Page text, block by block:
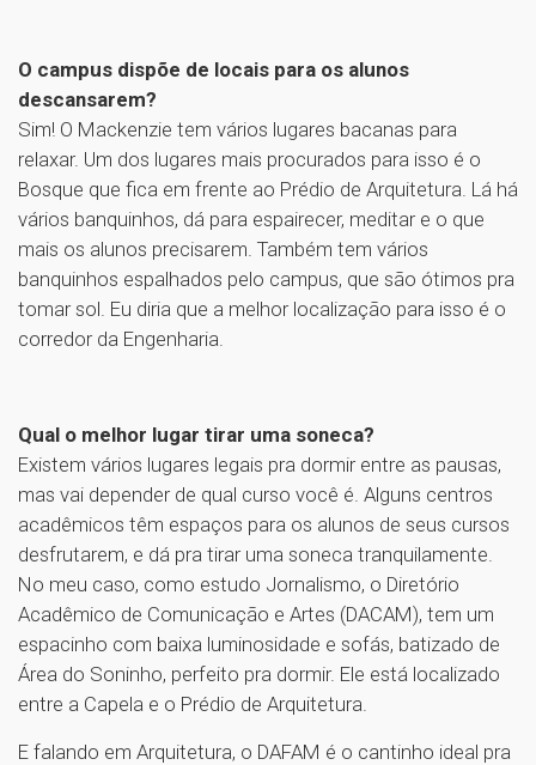
O campus dispõe de locais para os alunos
descansarem?
Sim! O Mackenzie tem vários lugares bacanas para
relaxar. Um dos lugares mais procurados para isso é o
Bosque que fica em frente ao Prédio de Arquitetura. Lá há
vários banquinhos, dá para espairecer, meditar e o que
mais os alunos precisarem. Também tem vários
banquinhos espalhados pelo campus, que são ótimos pra
tomar sol. Eu diria que a melhor localização para isso é o
corredor da Engenharia.
Qual o melhor lugar tirar uma soneca?
Existem vários lugares legais pra dormir entre as pausas,
mas vai depender de qual curso você é. Alguns centros
acadêmicos têm espaços para os alunos de seus cursos
desfrutarem, e dá pra tirar uma soneca tranquilamente.
No meu caso, como estudo Jornalismo, o Diretório
Acadêmico de Comunicação e Artes (DACAM), tem um
espacinho com baixa luminosidade e sofás, batizado de
Área do Soninho, perfeito pra dormir. Ele está localizado
entre a Capela e o Prédio de Arquitetura.
E falando em Arquitetura, o DAFAM é o cantinho ideal pra